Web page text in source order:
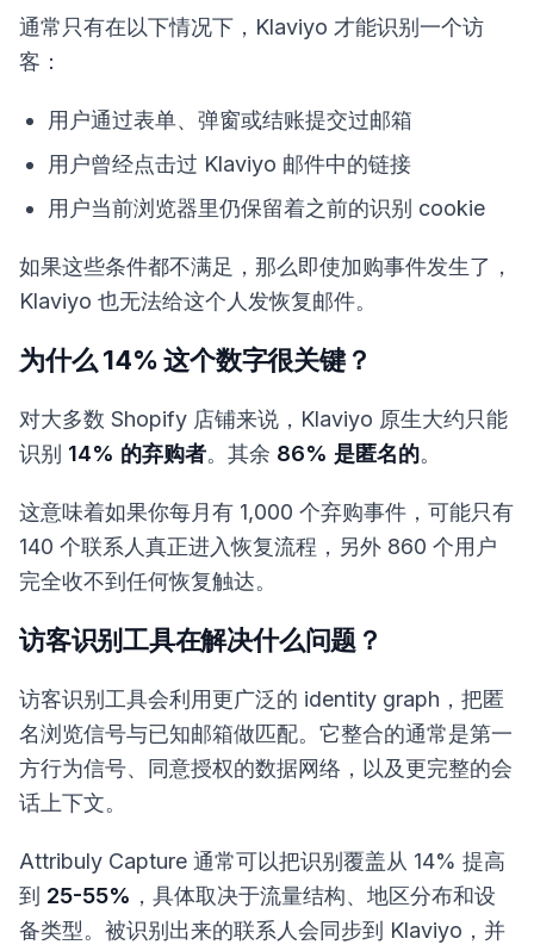
通常只有在以下情况下，Klaviyo 才能识别一个访
客：
用户通过表单、弹窗或结账提交过邮箱
用户曾经点击过 Klaviyo 邮件中的链接
用户当前浏览器里仍保留着之前的识别 cookie
如果这些条件都不满足，那么即使加购事件发生了，
Klaviyo 也无法给这个人发恢复邮件。
为什么 14% 这个数字很关键？
对大多数 Shopify 店铺来说，Klaviyo 原生大约只能
识别 14% 的弃购者。其余 86% 是匿名的。
这意味着如果你每月有 1,000 个弃购事件，可能只有
140 个联系人真正进入恢复流程，另外 860 个用户
完全收不到任何恢复触达。
访客识别工具在解决什么问题？
访客识别工具会利用更广泛的 identity graph，把匿
名浏览信号与已知邮箱做匹配。它整合的通常是第一
方行为信号、同意授权的数据网络，以及更完整的会
话上下文。
Attribuly Capture 通常可以把识别覆盖从 14% 提高
到 25-55% ，具体取决于流量结构、地区分布和设
备类型。被识别出来的联系人会同步到 Klaviyo，并